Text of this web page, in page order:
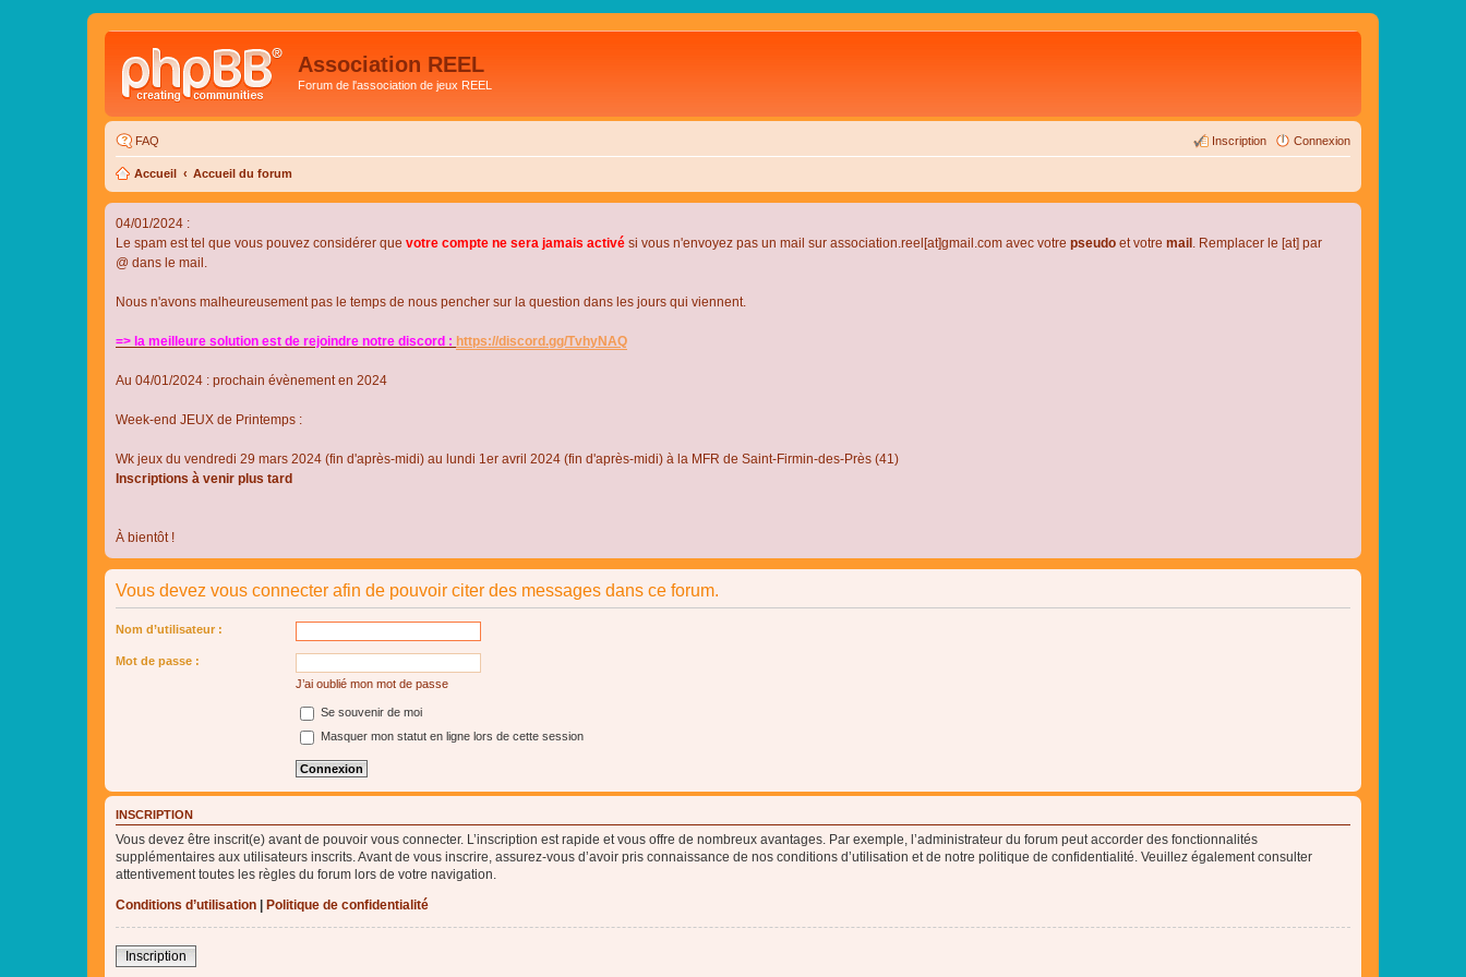
Association REEL
Forum de l'association de jeux REEL
FAQ Connexion
Inscription
Accueil Accueil du forum
04/01/2024 :
Le spam est tel que vous pouvez considérer que votre compte ne sera jamais activé si vous n'envoyez pas un mail sur association.reel[at]gmail.com avec votre pseudo et votre mail . Remplacer le [at] par
@ dans le mail.
Nous n'avons malheureusement pas le temps de nous pencher sur la question dans les jours qui viennent.
=> la meilleure solution est de rejoindre notre discord : https://discord.gg/TvhyNAQ
Au 04/01/2024 : prochain évènement en 2024
Week-end JEUX de Printemps :
Wk jeux du vendredi 29 mars 2024 (fin d'après-midi) au lundi 1er avril 2024 (fin d'après-midi) à la MFR de Saint-Firmin-des-Près (41)
Inscriptions à venir plus tard
À bientôt !
Vous devez vous connecter afin de pouvoir citer des messages dans ce forum.
Nom d’utilisateur :
Mot de passe :
J’ai oublié mon mot de passe
Se souvenir de moi
Masquer mon statut en ligne lors de cette session
INSCRIPTION
Vous devez être inscrit(e) avant de pouvoir vous connecter. L’inscription est rapide et vous offre de nombreux avantages. Par exemple, l’administrateur du forum peut accorder des fonctionnalités
supplémentaires aux utilisateurs inscrits. Avant de vous inscrire, assurez-vous d’avoir pris connaissance de nos conditions d’utilisation et de notre politique de confidentialité. Veuillez également consulter
attentivement toutes les règles du forum lors de votre navigation.
Conditions d’utilisation
Politique de confidentialité
Inscription